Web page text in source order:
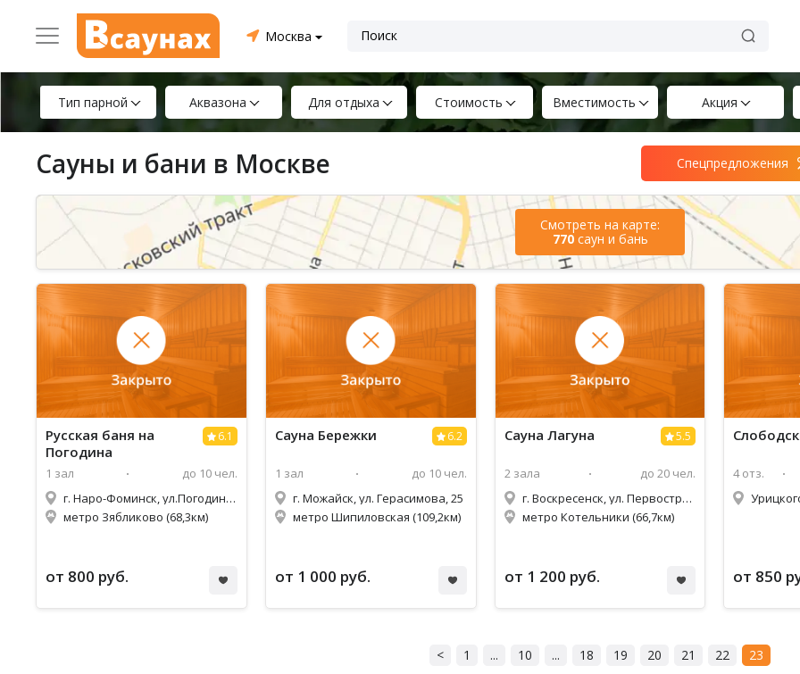
Москва
Тип парной Аквазона Для отдыха Стоимость Вместимость Акция
Сауны и бани в Москве Спецпредложения
Смотреть на карте:
770саун и бань
6.1
Русская баня на
Погодина
1 зал
до 10 чел.
г. Наро-Фоминск, ул.Погодина, 70
метро Зябликово (68,3км)
от 800 руб.
6.2
Сауна Бережки
1 зал
до 10 чел.
г. Можайск, ул. Герасимова, 25
метро Шипиловская (109,2км)
от 1 000 руб.
5.5
Сауна Лагуна
2 зала
до 20 чел.
г. Воскресенск, ул. Первостроителей, 10
метро Котельники (66,7км)
от 1 200 руб.
4 отз.
от 850
< 1 ... 10 ... 18 19 20 21 22 23